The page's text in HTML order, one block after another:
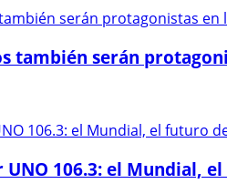
también serán
106.3: el Mundial,